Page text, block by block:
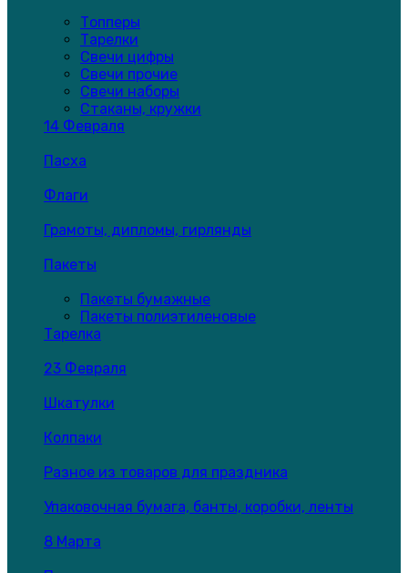
Топперы
Тарелки
Свечи цифры
Свечи прочие
Свечи наборы
Стаканы, кружки
14 Февраля
Пасха
Флаги
Грамоты, дипломы, гирлянды
Пакеты
Пакеты бумажные
Пакеты полиэтиленовые
Тарелка
23 Февраля
Шкатулки
Колпаки
Разное из товаров для праздника
Упаковочная бумага, банты, коробки, ленты
8 Марта